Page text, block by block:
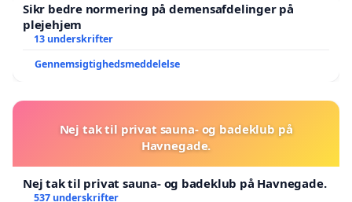
Sikr bedre normering på demensafdelinger på
plejehjem
13 underskrifter
Gennemsigtighedsmeddelelse
Nej tak til privat sauna- og badeklub på
Havnegade.
Nej tak til privat sauna- og badeklub på Havnegade.
537 underskrifter